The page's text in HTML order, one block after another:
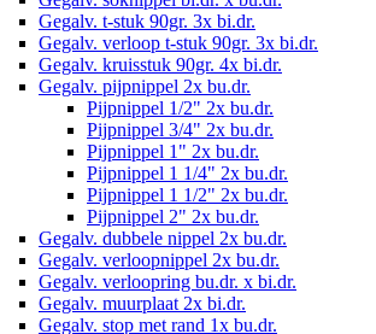
Gegalv. t-stuk 90gr. 3x bi.dr.
Gegalv. verloop t-stuk 90gr. 3x bi.dr.
Gegalv. kruisstuk 90gr. 4x bi.dr.
Gegalv. pijpnippel 2x bu.dr.
Pijpnippel 1/2" 2x bu.dr.
Pijpnippel 3/4" 2x bu.dr.
Pijpnippel 1" 2x bu.dr.
Pijpnippel 1 1/4" 2x bu.dr.
Pijpnippel 1 1/2" 2x bu.dr.
Pijpnippel 2" 2x bu.dr.
Gegalv. dubbele nippel 2x bu.dr.
Gegalv. verloopnippel 2x bu.dr.
Gegalv. verloopring bu.dr. x bi.dr.
Gegalv. muurplaat 2x bi.dr.
Gegalv. stop met rand 1x bu.dr.